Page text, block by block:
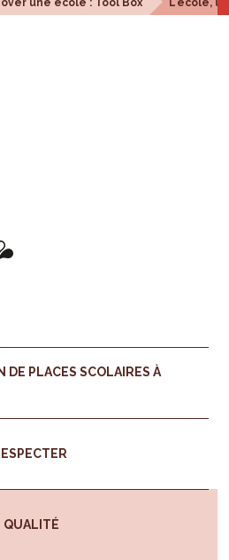
une école : Tool Box L'école,
DE PLACES SCOLAIRES À
QUALITÉ